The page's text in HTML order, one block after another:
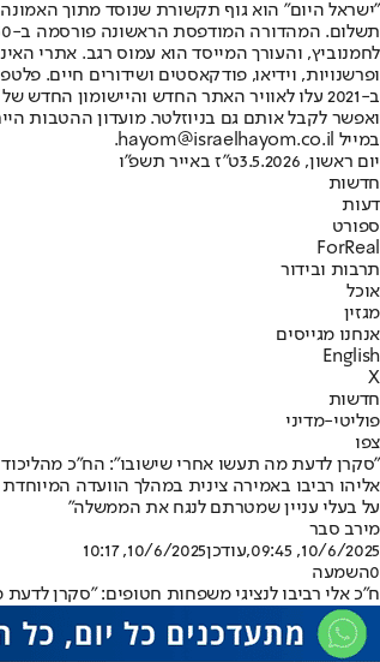
"ישראל היום" הוא גוף תקשורת שנוסד מתוך האמונה
ופרשנויות, וידיאו, פודקאסטים ושידורים חיים.
ב-2021 עלו לאוויר האתר החדש והיישומון
ואפשר לקבל אותם גם בניוזלטר. מועדון ההטבות
במייל hayom@israelhayom.co.il.
יום ראשון, 3.5.2026
ט"ז באייר תשפ"ו
חדשות
דעות
ספורט
ForReal
תרבות ובידור
אוכל
מגזין
אנחנו מגייסים
English
X
חדשות
פוליטי-מדיני
צפו
"סקרן לדעת מה תעשו אחרי שישובו": הח"כ
אליהו רביבו באמירה צינית במהלך הוועדה
על בעלי עניין שמטרתם לנגח את הממשלה"
מירב סבר
10/6/2025, 09:45
,עודכן10/6/2025, 10:17
0השמעה
ח"כ אלי רביבו לנציגי משפחות חטופים: "סקרן